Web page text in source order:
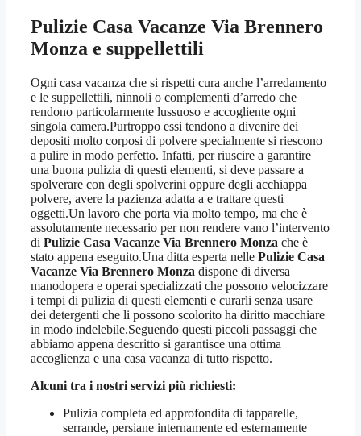
Pulizie Casa Vacanze Via Brennero
Monza e suppellettili
Ogni casa vacanza che si rispetti cura anche l’arredamento
e le suppellettili, ninnoli o complementi d’arredo che
rendono particolarmente lussuoso e accogliente ogni
singola camera.Purtroppo essi tendono a divenire dei
depositi molto corposi di polvere specialmente si riescono
a pulire in modo perfetto. Infatti, per riuscire a garantire
una buona pulizia di questi elementi, si deve passare a
spolverare con degli spolverini oppure degli acchiappa
polvere, avere la pazienza adatta a e trattare questi
oggetti.Un lavoro che porta via molto tempo, ma che è
assolutamente necessario per non rendere vano l’intervento
di Pulizie Casa Vacanze Via Brennero Monza che è
stato appena eseguito.Una ditta esperta nelle Pulizie Casa
Vacanze Via Brennero Monza dispone di diversa
manodopera e operai specializzati che possono velocizzare
i tempi di pulizia di questi elementi e curarli senza usare
dei detergenti che li possono scolorito ha diritto macchiare
in modo indelebile.Seguendo questi piccoli passaggi che
abbiamo appena descritto si garantisce una ottima
accoglienza e una casa vacanza di tutto rispetto.
Alcuni tra i nostri servizi più richiesti:
Pulizia completa ed approfondita di tapparelle,
serrande, persiane internamente ed esternamente